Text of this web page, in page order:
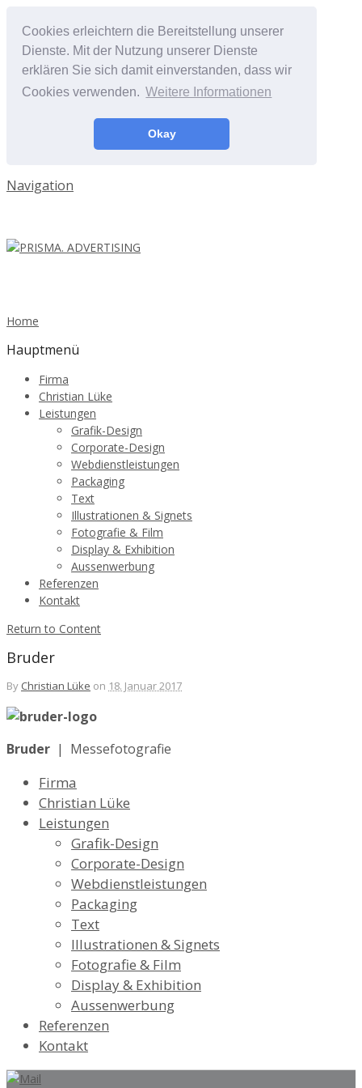
Cookies erleichtern die Bereitstellung unserer
Dienste. Mit der Nutzung unserer Dienste
erklären Sie sich damit einverstanden, dass wir
Cookies verwenden. Weitere Informationen
Okay
Navigation
Home
Hauptmenü
Firma
Christian Lüke
Leistungen
Grafik-Design
Corporate-Design
Webdienstleistungen
Packaging
Text
Illustrationen & Signets
Fotografie & Film
Display & Exhibition
Aussenwerbung
Referenzen
Kontakt
Return to Content
Bruder
By Christian Lüke on 18. Januar 2017
Bruder | Messefotografie
Firma
Christian Lüke
Leistungen
Grafik-Design
Corporate-Design
Webdienstleistungen
Packaging
Text
Illustrationen & Signets
Fotografie & Film
Display & Exhibition
Aussenwerbung
Referenzen
Kontakt